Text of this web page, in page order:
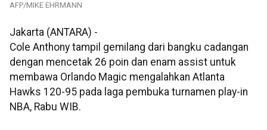
AFP/MIKE EHRMANN
Jakarta (ANTARA) -
Cole Anthony tampil gemilang dari bangku cadangan
dengan mencetak 26 poin dan enam assist untuk
membawa Orlando Magic mengalahkan Atlanta
Hawks 120-95 pada laga pembuka turnamen play-in
NBA, Rabu WIB.